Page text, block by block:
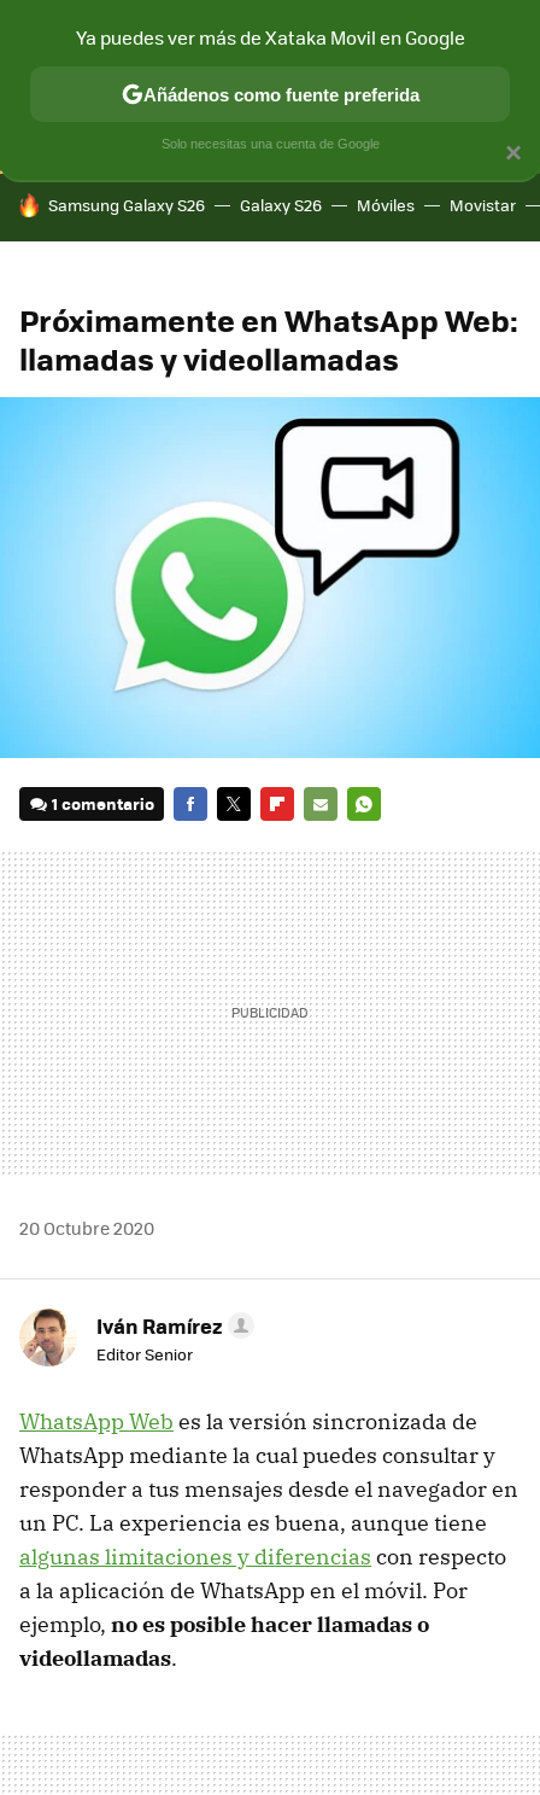
CONECTIVIDAD MÓVIL Y SOCIEDAD APLICACIONES
HOY SE HABLA DE
Samsung Galaxy S26 Galaxy S26 Móviles Movistar
Próximamente en WhatsApp Web:
llamadas y videollamadas
1 comentario
MAIL
20 Octubre 2020
Iván Ramírez
Editor Senior
WhatsApp Web es la versión sincronizada de
WhatsApp mediante la cual puedes consultar y
responder a tus mensajes desde el navegador en
un PC. La experiencia es buena, aunque tiene
algunas limitaciones y diferencias con respecto
a la aplicación de WhatsApp en el móvil. Por
ejemplo, no es posible hacer llamadas o
videollamadas.
×
Ya puedes ver más de Xataka Movil en Google
Añádenos como fuente preferida
Solo necesitas una cuenta de Google